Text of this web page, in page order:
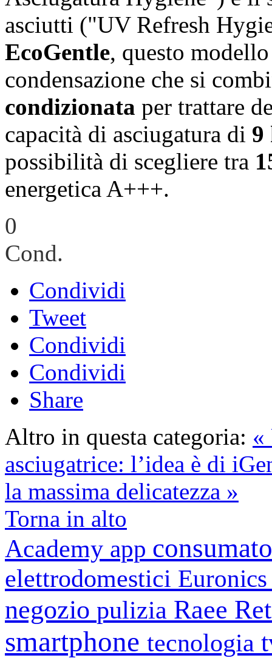
asciutti ("UV Refresh
EcoGentle, questo
condensazione che si
condizionata per trattare
capacità di asciugatura di 9
possibilità di scegliere tra
energetica A+++.
0
Cond.
Condividi
Tweet
Condividi
Condividi
Share
Altro in questa categoria: «
asciugatrice: l’idea è di
la massima delicatezza »
Torna in alto
Academy app
elettrodomestici
negozio pulizia Raee
smartphone tecnologia